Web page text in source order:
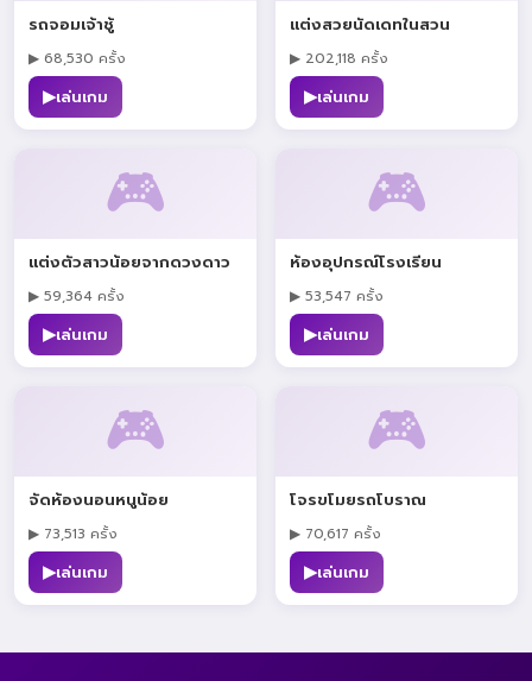
รถจอมเจ้าชู้
▶ 68,530 ครั้ง
▶เล่นเกม
แต่งสวยนัดเดทในสวน
▶ 202,118 ครั้ง
▶เล่นเกม
🎮
แต่งตัวสาวน้อยจากดวงดาว
▶ 59,364 ครั้ง
▶เล่นเกม
🎮
ห้องอุปกรณ์โรงเรียน
▶ 53,547 ครั้ง
▶เล่นเกม
🎮
จัดห้องนอนหนูน้อย
▶ 73,513 ครั้ง
▶เล่นเกม
🎮
โจรขโมยรถโบราณ
▶ 70,617 ครั้ง
▶เล่นเกม